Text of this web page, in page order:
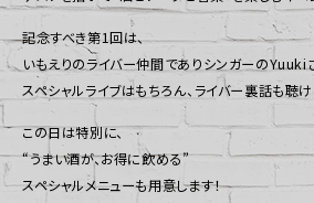
記念すべき第1回は、
いもえりのライバー仲間でありシンガーのYuuki
スペシャルライブはもちろん、ライバー裏話も聴
この日は特別に、
“うまい酒が、お得に飲める”
スペシャルメニューも用意します！